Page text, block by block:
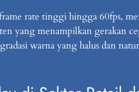
rate tinggi hingga 60fps,
yang menampilkan gerakan
warna yang halus dan